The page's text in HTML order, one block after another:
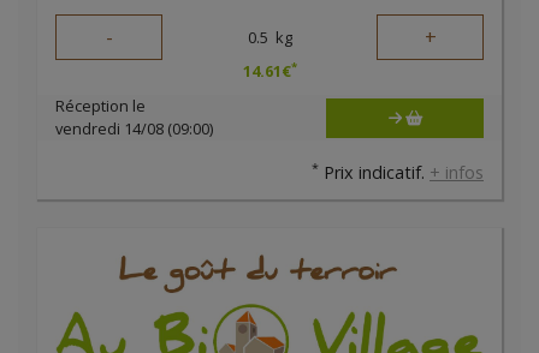
- 0.5 kg +
14.61€*
Réception le
vendredi 14/08 (09:00)
* Prix indicatif. + infos